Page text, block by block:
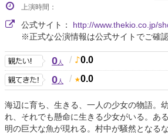
上演時間：
公式サイト： http://www.thekio.co.jp/
※正式な公演情報は公式サイトでご確認
0人 / 0.0
0人 / 0.0
海辺に育ち、生きる、一人の少女の物語。
れ、それでも懸命に生きる少女がいる。あ
明の巨大な魚が現れる。村中が騒然となる